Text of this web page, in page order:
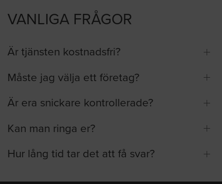
VANLIGA FRÅGOR
Är tjänsten kostnadsfri?
Måste jag välja ett företag?
Är era snickare kontrollerade?
Kan man ringa er?
Hur lång tid tar det att få svar?